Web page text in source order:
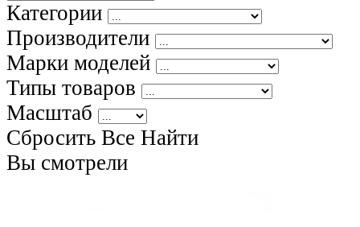
Категории
Производители
Марки моделей
Типы товаров
Масштаб
Сбросить Все Найти
Вы смотрели